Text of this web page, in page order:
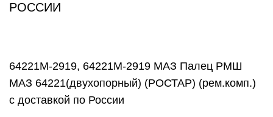
РОССИИ
64221М-2919, 64221М-2919 МАЗ Палец РМШ
МАЗ 64221(двухопорный) (РОСТАР) (рем.комп.)
с доставкой по России